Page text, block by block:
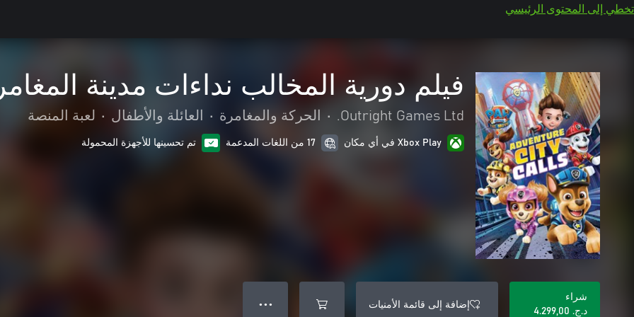
تخطي إلى المحتوى الرئيسي
فيلم دورية المخالب نداءات مدينة
Outright Games Ltd.
• الحركة والمغامرة • العائلة والأطفال • لعبة المنصة
Xbox Play في أي مكان 17 من اللغات المدعمة تم تحسينها للأجهزة المحمولة
شراء
د.ج.‏ 4.299,00
إضافة إلى قائمة الأمنيات ● ● ●